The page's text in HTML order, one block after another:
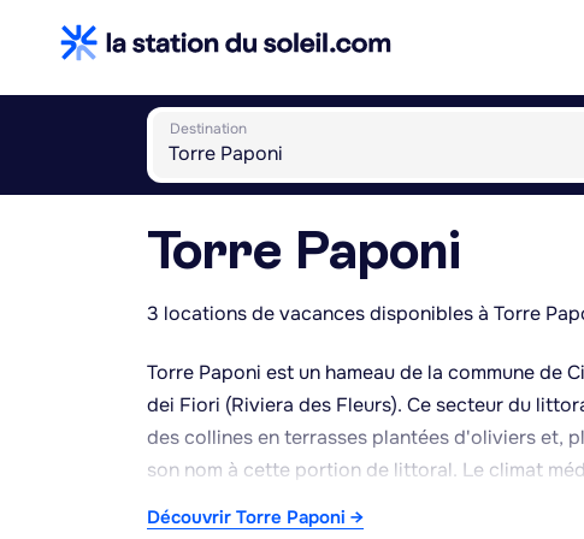
Destination
Torre Paponi
3 locations de vacances disponibles à Torre
Torre Paponi est un hameau de la commune de
dei Fiori (Riviera des Fleurs). Ce secteur du
des collines en terrasses plantées d'oliviers et,
son nom à cette portion de littoral. Le climat
Découvrir Torre Paponi →